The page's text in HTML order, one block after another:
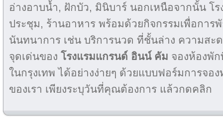
อ่างอาบน้ำ, ฝักบัว, มินิบาร์ นอกเหนือจากนั้น โร
ประชุม, ร้านอาหาร พร้อมด้วยกิจกรรมเพื่อการ
นันทนาการ เช่น บริการนวด ที่ชั้นล่าง ความสะ
จุดเด่นของ โรงแรมแกรนด์ อินน์ คัม จองห้องพั
ในกรุงเทพ ได้อย่างง่ายๆ ด้วยแบบฟอร์มการจอ
ของเรา เพียงระบุวันที่คุณต้องการ แล้วกดคลิก